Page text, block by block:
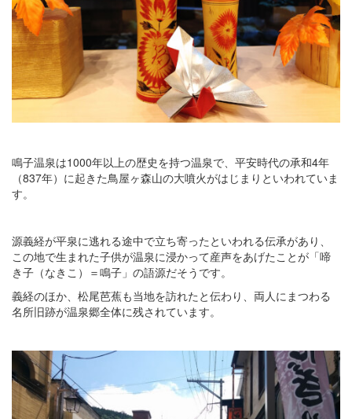
鳴子温泉は1000年以上の歴史を持つ温泉で、平安時代の承和4年
（837年）に起きた鳥屋ヶ森山の大噴火がはじまりといわれていま
す。
源義経が平泉に逃れる途中で立ち寄ったといわれる伝承があり、
この地で生まれた子供が温泉に浸かって産声をあげたことが「啼
き子（なきこ）＝鳴子」の語源だそうです。
義経のほか、松尾芭蕉も当地を訪れたと伝わり、両人にまつわる
名所旧跡が温泉郷全体に残されています。